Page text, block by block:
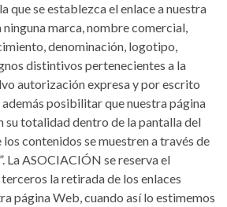
que se establezca el enlace a nuestra
marca, nombre comercial,
denominación, logotipo,
distintivos pertenecientes a la
autorización expresa y por escrito
posibilitar que nuestra página
su totalidad dentro de la pantalla del
los contenidos se muestren a través de
La ASOCIACIÓN se reserva el
la retirada de los enlaces
página Web, cuando así lo estimemos